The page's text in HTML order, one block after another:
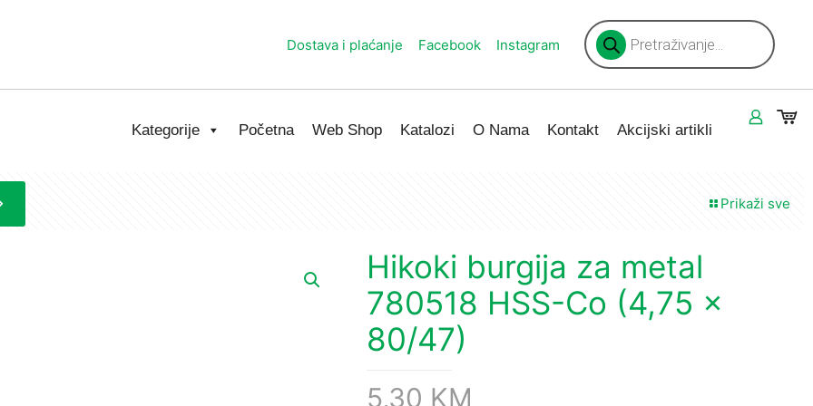
Dostava i plaćanje Facebook Instagram
Products
search
Kategorije Početna Web Shop Katalozi O Nama Kontakt Akcijski artikli
Prikaži sve
Hikoki burgija za metal
780518 HSS-Co (4,75 x
80/47)
5,30 KM